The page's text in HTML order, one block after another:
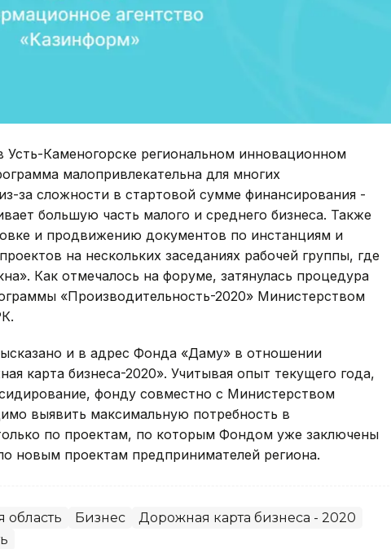
Каменогорске региональном инновационном
малопривлекательна для многих
за сложности в стартовой сумме финансирования -
большую часть малого и среднего бизнеса. Также
и продвижению документов по инстанциям и
на нескольких заседаниях рабочей группы, где
Как отмечалось на форуме, затянулась процедура
«Производительность-2020» Министерством
и в адрес Фонда «Даму» в отношении
карта бизнеса-2020». Учитывая опыт текущего года,
фонду совместно с Министерством
выявить максимальную потребность в
по проектам, по которым Фондом уже заключены
новым проектам предпринимателей региона.
область Бизнес
Дорожная карта бизнеса - 2020